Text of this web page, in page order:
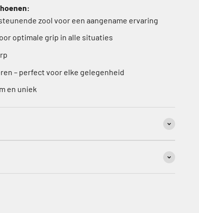
zool voor een aangename ervaring
optimale grip in alle situaties
– perfect voor elke gelegenheid
en uniek